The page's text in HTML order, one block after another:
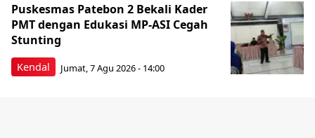
Kendal
Puskesmas Patebon 2 Bekali Kader
PMT dengan Edukasi MP-ASI Cegah
Stunting
Jumat, 7 Agu 2026 - 14:00